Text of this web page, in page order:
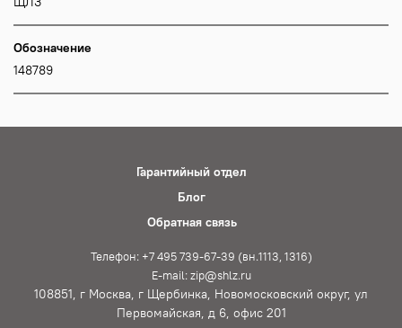
Обозначение
148789
Гарантийный отдел
Блог
Обратная связь
Телефон: +7 495 739-67-39 (вн.1113, 1316)
E-mail: zip@shlz.ru
108851, г Москва, г Щербинка, Новомосковский округ, ул
Первомайская, д 6, офис 201